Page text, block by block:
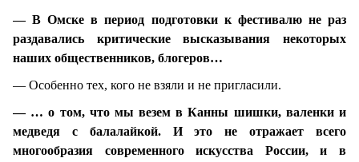
— В Омске в период подготовки к фестивалю не раз
раздавались критические высказывания некоторых
наших общественников, блогеров…
— Особенно тех, кого не взяли и не пригласили.
— … о том, что мы везем в Канны шишки, валенки и
медведя с балалайкой. И это не отражает всего
многообразия современного искусства России, и в